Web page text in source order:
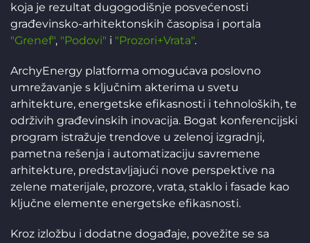
koja je rezultat dugogodišnje posvećenosti
građevinsko-arhitektonskih časopisa i portala
"Grenef", "Podovi" i "Prozori+Vrata".
ArchyEnergy platforma omogućava poslovno
umrežavanje s ključnim akterima u svetu
arhitekture, energetske efikasnosti i tehnoloških, te
održivih građevinskih inovacija. Bogat konferencijski
program istražuje trendove u zelenoj izgradnji,
pametna rešenja i automatizaciju savremene
arhitekture, predstavljajući nove perspektive na
zelene materijale, prozore, vrata, staklo i fasade kao
ključne elemente energetske efikasnosti.
Kroz izložbu i dodatne događaje, povežite se sa